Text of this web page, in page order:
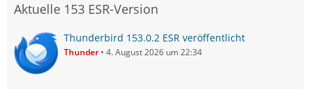
Aktuelle 153 ESR-Version
Thunderbird 153.0.2 ESR veröffentlicht
Thunder 4. August 2026 um 22:34